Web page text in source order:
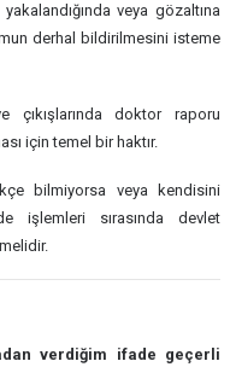
veya gözaltına
derhal bildirilmesini isteme
çıkışlarında doktor raporu
için temel bir haktır.
bilmiyorsa veya kendisini
işlemleri sırasında devlet
verdiğim ifade geçerli